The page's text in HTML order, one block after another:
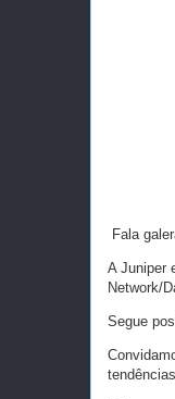
Fala
A Juniper
Network/
Segue